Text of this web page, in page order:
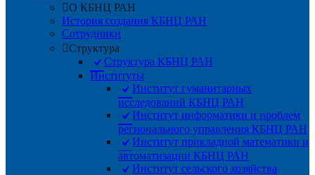
О КБНЦ РАН
История создания КБНЦ РАН
Сотрудники
Структура
Структура КБНЦ РАН
Институты
Институт гуманитарных
исследований КБНЦ РАН
Институт информатики и проблем
регионального управления КБНЦ РАН
Институт прикладной математики и
автоматизации КБНЦ РАН
Институт сельского хозяйства